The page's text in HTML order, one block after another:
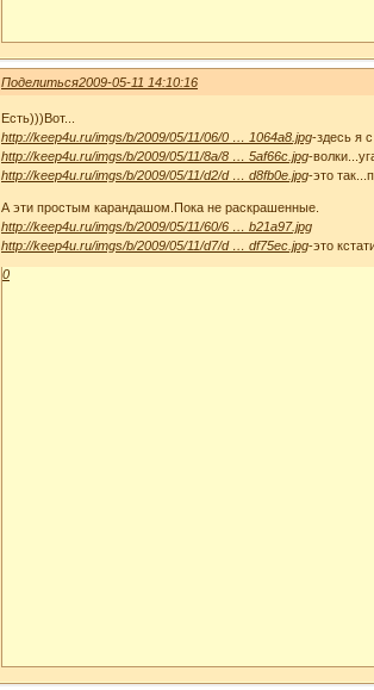
Поделиться2009-05-11 14:10:16
Есть)))Вот...
http://keep4u.ru/imgs/b/2009/05/11/06/0 … 1064a8.jpg-здесь я
http://keep4u.ru/imgs/b/2009/05/11/8a/8 … 5af66c.jpg-
http://keep4u.ru/imgs/b/2009/05/11/d2/d … d8fb0e.jpg-это
А эти простым карандашом.Пока не раскрашенные.
http://keep4u.ru/imgs/b/2009/05/11/60/6 … b21a97.jpg
http://keep4u.ru/imgs/b/2009/05/11/d7/d … df75ec.jpg-это
0